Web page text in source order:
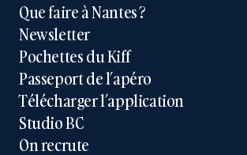
Que faire à Nantes ?
Newsletter
Pochettes du Kiff
Passeport de l’apéro
Télécharger l’application
Studio BC
On recrute